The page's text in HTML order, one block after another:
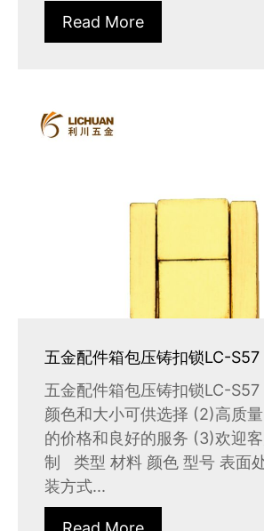
Read More
五金配件箱包压铸扣锁LC-S57
五金配件箱包压铸扣锁LC-
颜色和大小可供选择 (2)高质
的价格和良好的服务 (3)欢迎
制 类型 材料 颜色 型号 表面
装方式...